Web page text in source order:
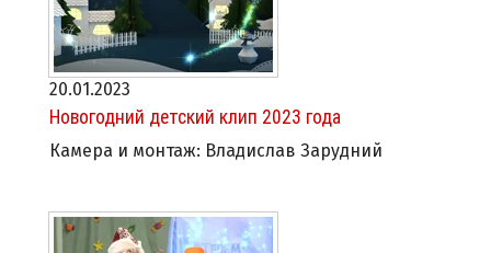
20.01.2023
Новогодний детский клип 2023 года
Камера и монтаж: Владислав Зарудний